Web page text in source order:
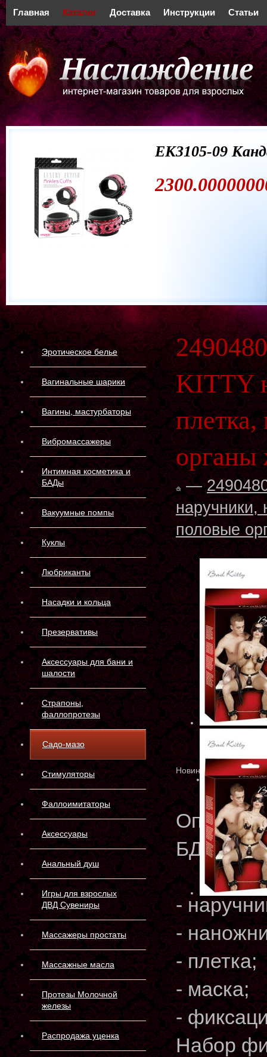
Главная Каталог Доставка Инструкции Статьи
ЕК3105-09
Эротическое белье
Вагинальные шарики
Вагины, мастурбаторы
Вибромассажеры
Интимная косметика и
БАДы
Вакуумные помпы
Куклы
Любриканты
Насадки и кольца
Презервативы
Аксессуары для бани и
шалости
Страпоны,
фаллопротезы
Садо-мазо
Стимуляторы
Фаллоимитаторы
Аксессуары
Анальный душ
Игры для взрослых
ДВД Сувениры
Массажеры простаты
Массажные масла
Протезы Молочной
железы
Распродажа уценка
KITTY
органы
—
наручники,
половые
Новинка
БДСМ
-
-
- плетка;
- маска;
-
Набор